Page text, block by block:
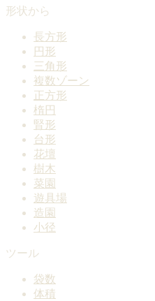
形状から
長方形
円形
三角形
複数ゾーン
正方形
楕円
腎形
台形
花壇
樹木
菜園
遊具場
造園
小径
ツール
袋数
体積